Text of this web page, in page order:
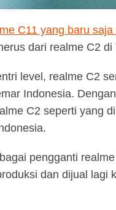
C11 yang baru
dari realme C2
level, realme C2
Indonesia.
C2 seperti yang
pengganti
dan dijual lagi